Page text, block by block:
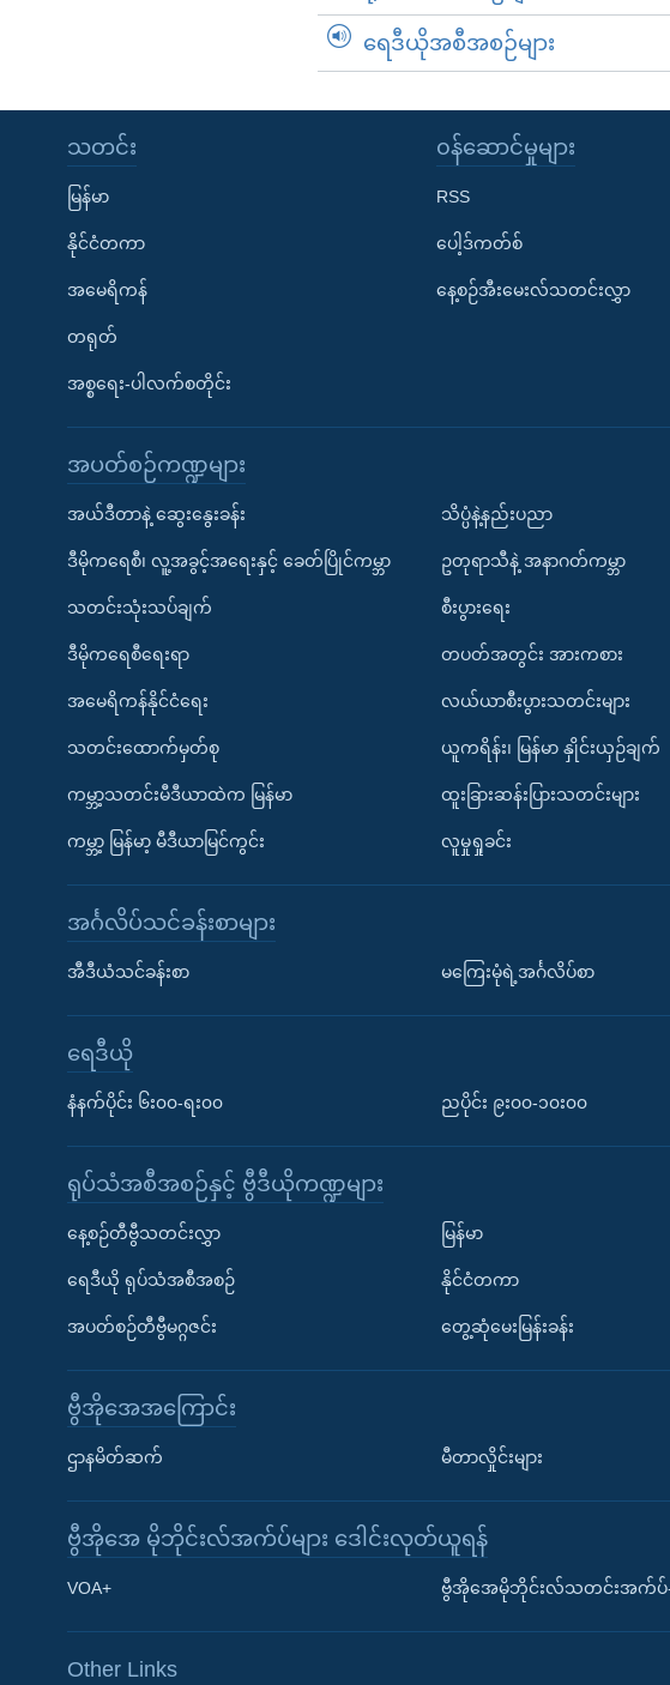
Learning English
ရေဒီယိုအစီအစဉ်များ
သတင်း
မြန်မာ
နိုင်ငံတကာ
အမေရိကန်
တရုတ်
အစ္စရေး-ပါလက်စတိုင်း
၀န်ဆောင်မှုများ
RSS
ပေါ့ဒ်ကတ်စ်
နေ့စဉ်အီးမေးလ်သတင်းလွှာ
အပတ်စဉ်ကဏ္ဍများ
အယ်ဒီတာနဲ့ ဆွေးနွေးခန်း
ဒီမိုကရေစီ၊ လူ့အခွင့်အရေးနှင့် ခေတ်ပြိုင်ကမ္ဘာ
သတင်းသုံးသပ်ချက်
ဒီမိုကရေစီရေးရာ
အမေရိကန်နိုင်ငံရေး
သတင်းထောက်မှတ်စု
ကမ္ဘာ့သတင်းမီဒီယာထဲက မြန်မာ
ကမ္ဘာ့ မြန်မာ့ မီဒီယာမြင်ကွင်း
သိပ္ပံနဲ့နည်းပညာ
ဥတုရာသီနဲ့ အနာဂတ်ကမ္ဘာ
စီးပွားရေး
တပတ်အတွင်း အားကစား
လယ်ယာစီးပွားသတင်းများ
ယူကရိန်း၊ မြန်မာ နှိုင်းယှဉ်ချက်
ထူးခြားဆန်းပြားသတင်းများ
လူမှုရှုခင်း
အင်္ဂလိပ်သင်ခန်းစာများ
အီဒီယံသင်ခန်းစာ မကြေးမုံရဲ့အင်္ဂလိပ်စာ
ရေဒီယို
နံနက်ပိုင်း ၆း၀၀-ရး၀၀ ညပိုင်း ၉း၀၀-၁၀း၀၀
ရုပ်သံအစီအစဉ်နှင့် ဗွီဒီယိုကဏ္ဍများ
နေ့စဉ်တီဗွီသတင်းလွှာ
ရေဒီယို ရုပ်သံအစီအစဉ်
အပတ်စဉ်တီဗွီမဂ္ဂဇင်း
မြန်မာ
နိုင်ငံတကာ
တွေ့ဆုံမေးမြန်းခန်း
ဗွီအိုအေအကြောင်း
ဌာနမိတ်ဆက် မီတာလှိုင်းများ
ဗွီအိုအေ မိုဘိုင်းလ်အက်ပ်များ ဒေါင်းလုတ်ယူရန်
VOA+ ဗွီအိုအေမိုဘိုင်းလ်သတင်းအက်ပ်-
Other Links